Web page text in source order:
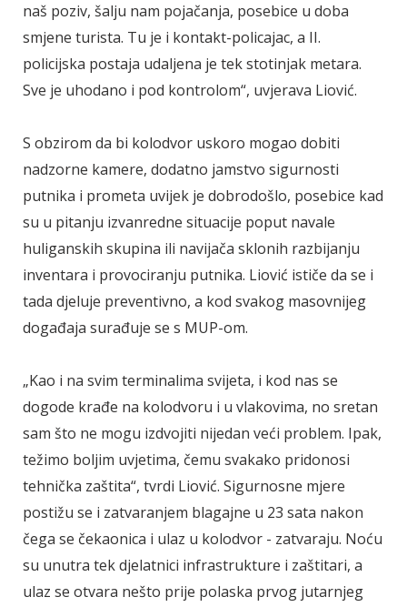
naš poziv, šalju nam pojačanja, posebice u doba
smjene turista. Tu je i kontakt-policajac, a II.
policijska postaja udaljena je tek stotinjak metara.
Sve je uhodano i pod kontrolom“, uvjerava Liović.
S obzirom da bi kolodvor uskoro mogao dobiti
nadzorne kamere, dodatno jamstvo sigurnosti
putnika i prometa uvijek je dobrodošlo, posebice kad
su u pitanju izvanredne situacije poput navale
huliganskih skupina ili navijača sklonih razbijanju
inventara i provociranju putnika. Liović ističe da se i
tada djeluje preventivno, a kod svakog masovnijeg
događaja surađuje se s MUP-om.
„Kao i na svim terminalima svijeta, i kod nas se
dogode krađe na kolodvoru i u vlakovima, no sretan
sam što ne mogu izdvojiti nijedan veći problem. Ipak,
težimo boljim uvjetima, čemu svakako pridonosi
tehnička zaštita“, tvrdi Liović. Sigurnosne mjere
postižu se i zatvaranjem blagajne u 23 sata nakon
čega se čekaonica i ulaz u kolodvor - zatvaraju. Noću
su unutra tek djelatnici infrastrukture i zaštitari, a
ulaz se otvara nešto prije polaska prvog jutarnjeg